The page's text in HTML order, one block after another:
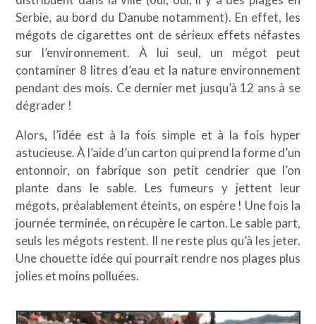
Serbie, au bord du Danube notamment). En effet, les
mégots de cigarettes ont de sérieux effets néfastes
sur l’environnement. À lui seul, un mégot peut
contaminer 8 litres d’eau et la nature environnement
pendant des mois. Ce dernier met jusqu’à 12 ans à se
dégrader !
Alors, l’idée est à la fois simple et à la fois hyper
astucieuse. À l’aide d’un carton qui prend la forme d’un
entonnoir, on fabrique son petit cendrier que l’on
plante dans le sable. Les fumeurs y jettent leur
mégots, préalablement éteints, on espère ! Une fois la
journée terminée, on récupère le carton. Le sable part,
seuls les mégots restent. Il ne reste plus qu’à les jeter.
Une chouette idée qui pourrait rendre nos plages plus
jolies et moins polluées.